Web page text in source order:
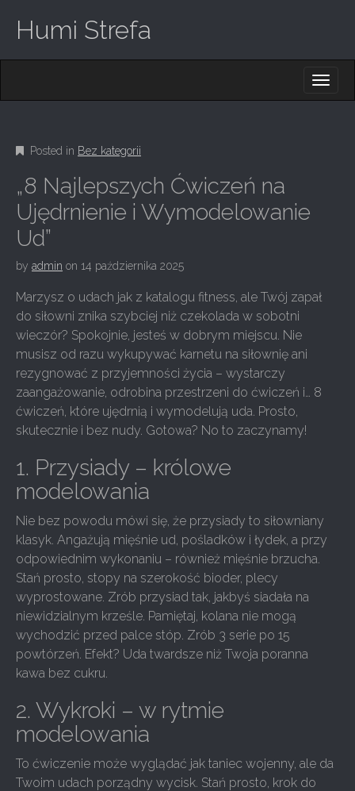
Humi Strefa
M
E
N
U
C
T
E
N
T
Posted in Bez kategorii
„8 Najlepszych Ćwiczeń na
Ujędrnienie i Wymodelowanie
Ud”
by admin on 14 października 2025
Marzysz o udach jak z katalogu fitness, ale Twój zapał
do siłowni znika szybciej niż czekolada w sobotni
wieczór? Spokojnie, jesteś w dobrym miejscu. Nie
musisz od razu wykupywać karnetu na siłownię ani
rezygnować z przyjemności życia – wystarczy
zaangażowanie, odrobina przestrzeni do ćwiczeń i… 8
ćwiczeń, które ujędrnią i wymodelują uda. Prosto,
skutecznie i bez nudy. Gotowa? No to zaczynamy!
1. Przysiady – królowe
modelowania
Nie bez powodu mówi się, że przysiady to siłowniany
klasyk. Angażują mięśnie ud, pośladków i łydek, a przy
odpowiednim wykonaniu – również mięśnie brzucha.
Stań prosto, stopy na szerokość bioder, plecy
wyprostowane. Zrób przysiad tak, jakbyś siadała na
niewidzialnym krześle. Pamiętaj, kolana nie mogą
wychodzić przed palce stóp. Zrób 3 serie po 15
powtórzeń. Efekt? Uda twardsze niż Twoja poranna
kawa bez cukru.
2. Wykroki – w rytmie
modelowania
To ćwiczenie może wyglądać jak taniec wojenny, ale da
Twoim udach porządny wycisk. Stań prosto, krok do